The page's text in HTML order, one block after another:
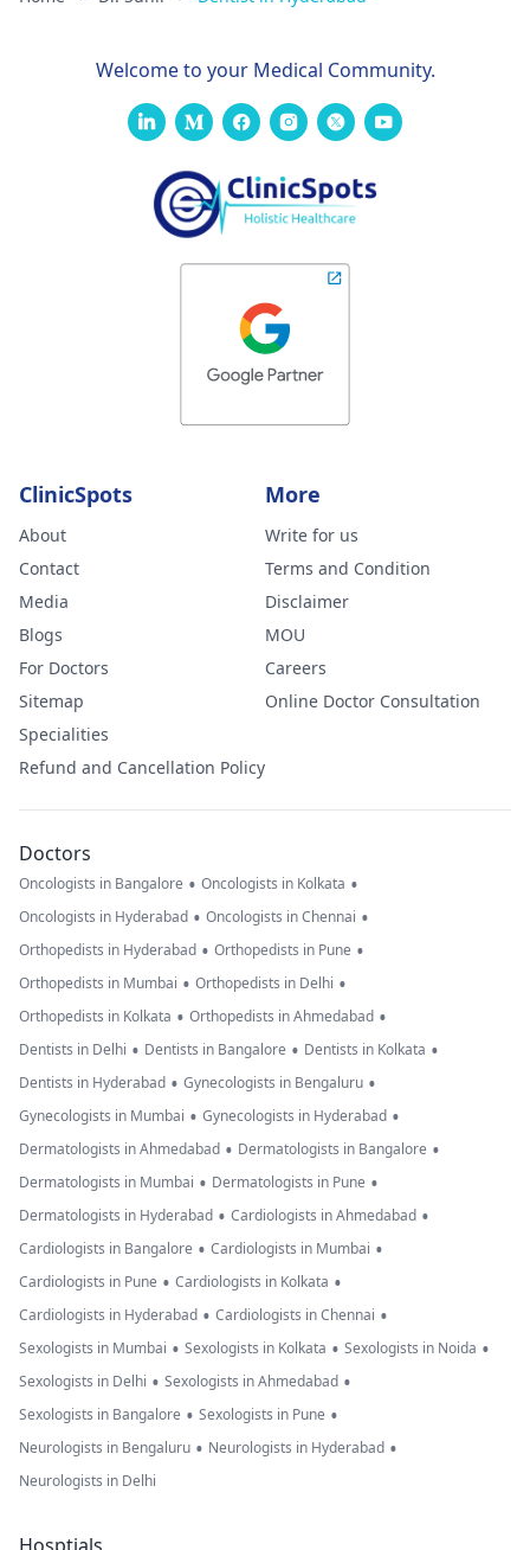
Welcome to your Medical Community.
ClinicSpots
About
Contact
Media
Blogs
For Doctors
Sitemap
Specialities
Refund and Cancellation Policy
More
Write for us
Terms and Condition
Disclaimer
MOU
Careers
Online Doctor Consultation
Doctors
Oncologists in Bangalore • Oncologists in Kolkata •
Oncologists in Hyderabad • Oncologists in Chennai •
Orthopedists in Hyderabad • Orthopedists in Pune •
Orthopedists in Mumbai • Orthopedists in Delhi •
Orthopedists in Kolkata • Orthopedists in Ahmedabad •
Dentists in Delhi • Dentists in Bangalore • Dentists in Kolkata •
Dentists in Hyderabad • Gynecologists in Bengaluru •
Gynecologists in Mumbai • Gynecologists in Hyderabad •
Dermatologists in Ahmedabad • Dermatologists in Bangalore •
Dermatologists in Mumbai • Dermatologists in Pune •
Dermatologists in Hyderabad • Cardiologists in Ahmedabad •
Cardiologists in Bangalore • Cardiologists in Mumbai •
Cardiologists in Pune • Cardiologists in Kolkata •
Cardiologists in Hyderabad • Cardiologists in Chennai •
Sexologists in Mumbai • Sexologists in Kolkata • Sexologists in Noida •
Sexologists in Delhi • Sexologists in Ahmedabad •
Sexologists in Bangalore • Sexologists in Pune •
Neurologists in Bengaluru • Neurologists in Hyderabad •
Neurologists in Delhi